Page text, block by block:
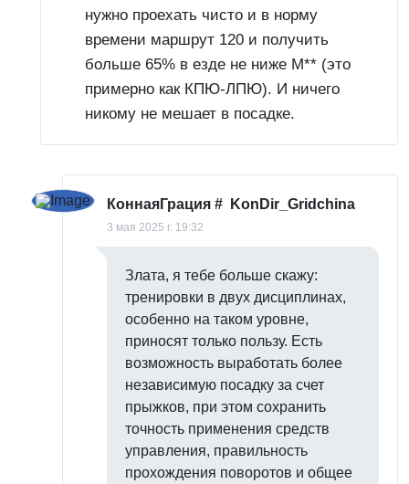
нужно проехать чисто и в норму
времени маршрут 120 и получить
больше 65% в езде не ниже М** (это
примерно как КПЮ-ЛПЮ). И ничего
никому не мешает в посадке.
КоннаяГрация # KonDir_Gridchina
3 мая 2025 г. 19:32
Злата, я тебе больше скажу:
тренировки в двух дисциплинах,
особенно на таком уровне,
приносят только пользу. Есть
возможность выработать более
независимую посадку за счет
прыжков, при этом сохранить
точность применения средств
управления, правильность
прохождения поворотов и общее